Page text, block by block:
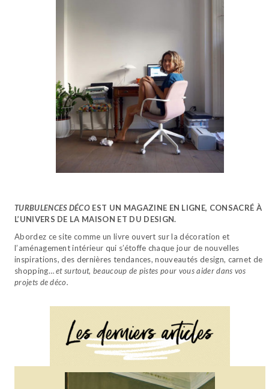
TURBULENCES DÉCO EST UN MAGAZINE EN LIGNE, CONSACRÉ À
L’UNIVERS DE LA MAISON ET DU DESIGN.
Abordez ce site comme un livre ouvert sur la décoration et
l’aménagement intérieur qui s’étoffe chaque jour de nouvelles
inspirations, des dernières tendances, nouveautés design, carnet de
shopping…et surtout, beaucoup de pistes pour vous aider dans vos
projets de déco.